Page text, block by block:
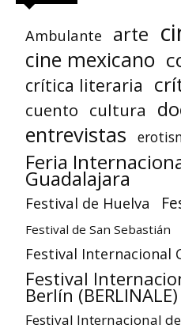
Ambulante arte
cine mexicano
crítica literaria
cuento cultura
entrevistas
Feria
Guadalajara
Festival de Huelva
Festival de San Sebastián
Festival Internacional
Festival
Berlín (BERLINALE)
Festival Internacional